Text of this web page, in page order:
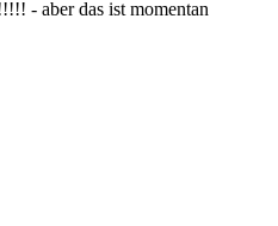
- aber das ist momentan